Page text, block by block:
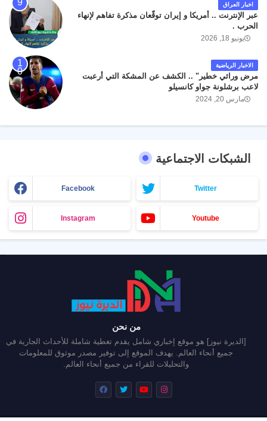
اخبار العراق
عبر الإنترنت .. أمريكا و إيران توقّعان مذكرة تفاهم لإنهاء
الحرب .
يونيو 18, 2026
الاخبار الرياضية
مرض وراثي خطير" .. الكشف عن المشكة التي أرعبت
لاعب برشلونة جواو كانسيلو
مارس 20, 2024
الشبكات الاجتماعية
Facebook Twitter
Instagram Youtube
من نحن
[الديرة نيوز] هو موقع إخباري شامل يقدم تغطية شاملة للأحداث الجارية في
جميع أنحاء العالم. يهدف الموقع إلى توفير مصدر موثوق للمعلومات
والتحليلات للقراء من جميع أنحاء العالم.